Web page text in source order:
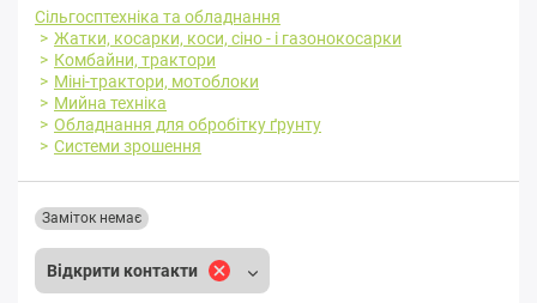
Сільгосптехніка та обладнання
Жатки, косарки, коси, сіно - і газонокосарки
Комбайни, трактори
Міні-трактори, мотоблоки
Мийна техніка
Обладнання для обробітку ґрунту
Системи зрошення
Відкрити контакти
Заміток немає